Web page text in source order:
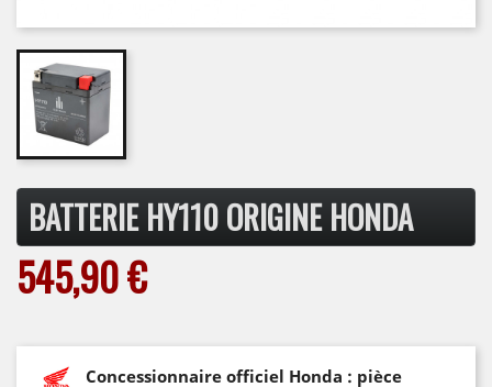
BATTERIE HY110 ORIGINE HONDA
545,90 €
Concessionnaire officiel Honda : pièce